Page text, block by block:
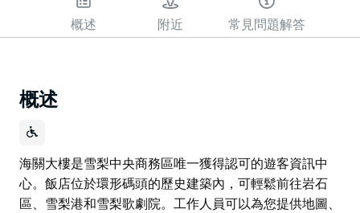
概述 附近 常見問題解答
概述
海關大樓是雪梨中央商務區唯一獲得認可的遊客資訊中
心。飯店位於環形碼頭的歷史建築內，可輕鬆前往岩石
區、雪梨港和雪梨歌劇院。工作人員可以為您提供地圖、